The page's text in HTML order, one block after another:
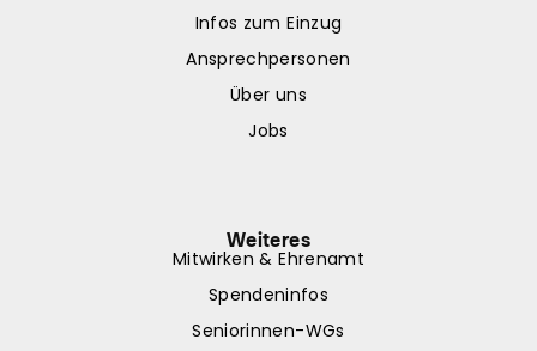
Infos zum Einzug
Ansprechpersonen
Über uns
Jobs
Weiteres
Mitwirken & Ehrenamt
Spendeninfos
Seniorinnen-WGs